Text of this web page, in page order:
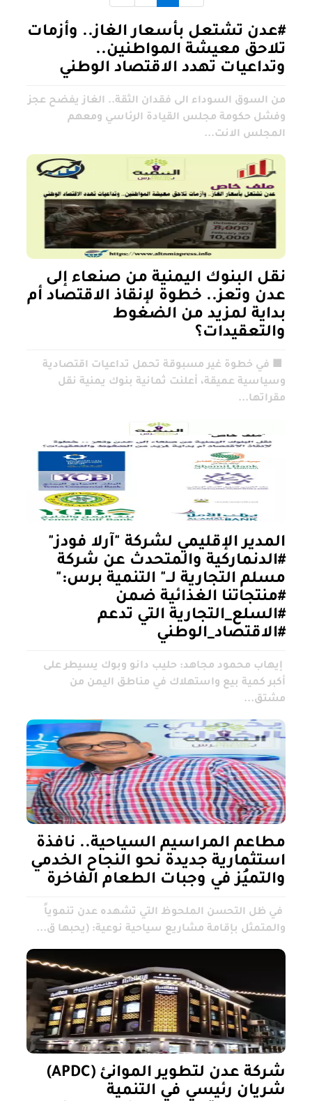
#عدن تشتعل بأسعار الغاز.. وأزمات
تلاحق معيشة المواطنين..
وتداعيات تهدد الاقتصاد الوطني
من السوق السوداء الى فقدان الثقة.. الغاز يفضح عجز
وفشل حكومة مجلس القيادة الرئاسي ومعهم
المجلس الانت...
نقل البنوك اليمنية من صنعاء إلى
عدن وتعز.. خطوة لإنقاذ الاقتصاد أم
بداية لمزيد من الضغوط
والتعقيدات؟
■ في خطوة غير مسبوقة تحمل تداعيات اقتصادية
وسياسية عميقة، أعلنت ثمانية بنوك يمنية نقل
مقراتها...
المدير الإقليمي لشركة "آرلا فودز"
#الدنماركية والمتحدث عن شركة
مسلم التجارية لــ" التنمية برس:"
#منتجاتنا الغذائية ضمن
#السلع_التجارية التي تدعم
#الاقتصاد_الوطني
إيهاب محمود مجاهد: حليب دانو وبوك يسيطر على
أكبر كمية بيع واستهلاك في مناطق اليمن من
مشتق...
مطاعم المراسيم السياحية.. نافذة
استثمارية جديدة نحو النجاح الخدمي
والتميُز في وجبات الطعام الفاخرة
في ظل التحسن الملحوظ التي تشهده عدن تنموياً
والمتمثل بإقامة مشاريع سياحية نوعية: (يحبها ق...
شركة عدن لتطوير الموانئ (APDC)
شريان رئيسي في التنمية